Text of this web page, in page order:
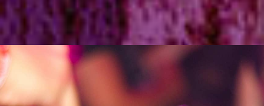
Wijkfestival Hoograven
Workshop